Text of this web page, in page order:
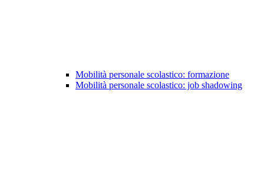
Mobilità personale scolastico: formazione
Mobilità personale scolastico: job shadowing